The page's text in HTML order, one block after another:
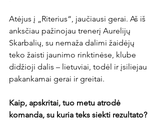
Atėjus į „Riterius“, jaučiausi gerai. Aš iš
anksčiau pažinojau trenerį Aurelijų
Skarbalių, su nemaža dalimi žaidėjų
teko žaisti jaunimo rinktinėse, klube
didžioji dalis – lietuviai, todėl ir įsiliejau
pakankamai gerai ir greitai.
Kaip, apskritai, tuo metu atrodė
komanda, su kuria teks siekti rezultato?